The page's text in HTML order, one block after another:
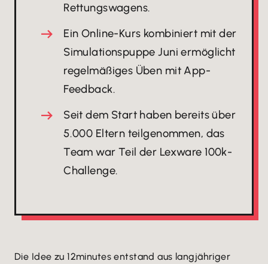
Rettungswagens.
Ein Online-Kurs kombiniert mit der
Simulationspuppe Juni ermöglicht
regelmäßiges Üben mit App-
Feedback.
Seit dem Start haben bereits über
5.000 Eltern teilgenommen, das
Team war Teil der Lexware 100k-
Challenge.
Die Idee zu 12minutes entstand aus langjähriger